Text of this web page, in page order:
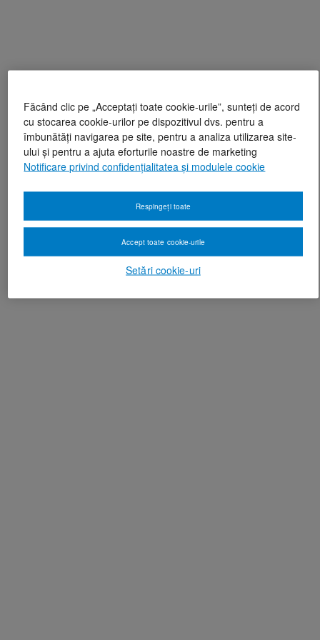
Făcând clic pe „Acceptați toate cookie-urile”, sunteți de acord
cu stocarea cookie-urilor pe dispozitivul dvs. pentru a
îmbunătăți navigarea pe site, pentru a analiza utilizarea site-
ului și pentru a ajuta eforturile noastre de marketing
Notificare privind confidențialitatea și modulele cookie
Setări cookie-uri
Respingeți toate
Accept toate cookie-urile